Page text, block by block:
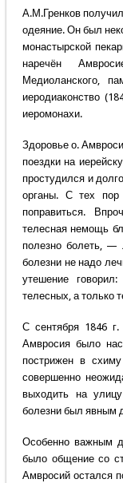
А.М.Гренков
одеяние. Он был
монастырской
наречён
Медиоланского,
иеродиаконство
иеромонахи.
Здоровье о.
поездки на
простудился и
органы. С тех
поправиться.
телесная немощь
полезно болеть, —
болезни не надо
утешение
телесных, а только
С сентября 1846 г.
Амвросия было
пострижен в
совершенно
выходить на
болезни был явным
Особенно важным
было общение со
Амвросий остался